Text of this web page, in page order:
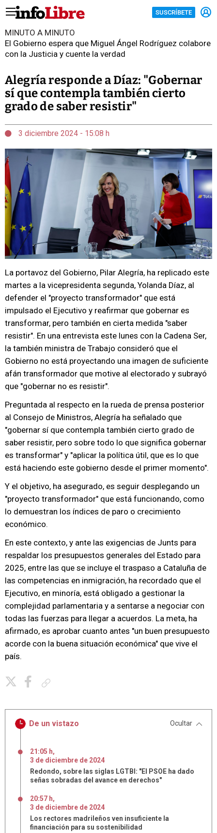
SUSCRÍBETE
MINUTO A MINUTO
El Gobierno espera que Miguel Ángel Rodríguez colabore
con la Justicia y cuente la verdad
Alegría responde a Díaz: "Gobernar
sí que contempla también cierto
grado de saber resistir"
3 diciembre 2024 - 15:08 h
La portavoz del Gobierno, Pilar Alegría, ha replicado este
martes a la vicepresidenta segunda, Yolanda Díaz, al
defender el "proyecto transformador" que está
impulsado el Ejecutivo y reafirmar que gobernar es
transformar, pero también en cierta medida "saber
resistir". En una entrevista este lunes con la Cadena Ser,
la también ministra de Trabajo consideró que el
Gobierno no está proyectando una imagen de suficiente
afán transformador que motive al electorado y subrayó
que "gobernar no es resistir".
Preguntada al respecto en la rueda de prensa posterior
al Consejo de Ministros, Alegría ha señalado que
"gobernar sí que contempla también cierto grado de
saber resistir, pero sobre todo lo que significa gobernar
es transformar" y "aplicar la política útil, que es lo que
está haciendo este gobierno desde el primer momento".
Y el objetivo, ha asegurado, es seguir desplegando un
"proyecto transformador" que está funcionando, como
lo demuestran los índices de paro o crecimiento
económico.
En este contexto, y ante las exigencias de Junts para
respaldar los presupuestos generales del Estado para
2025, entre las que se incluye el traspaso a Cataluña de
las competencias en inmigración, ha recordado que el
Ejecutivo, en minoría, está obligado a gestionar la
complejidad parlamentaria y a sentarse a negociar con
todas las fuerzas para llegar a acuerdos. La meta, ha
afirmado, es aprobar cuanto antes "un buen presupuesto
acorde con la buena situación económica" que vive el
país.
De un vistazo Ocultar
21:05 h,
3 de diciembre de 2024
Redondo, sobre las siglas LGTBI: "El PSOE ha dado
señas sobradas del avance en derechos"
20:57 h,
3 de diciembre de 2024
Los rectores madrileños ven insuficiente la
financiación para su sostenibilidad